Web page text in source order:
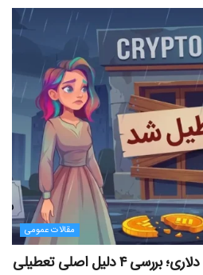
مقالات عمومی
پایان تلخ پروژه‌های میلیون دلاری؛ بررسی ۴ دلیل اصلی تعطیلی